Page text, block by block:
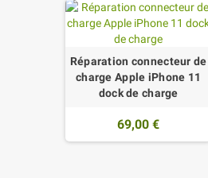
Réparation connecteur de
charge Apple iPhone 11
dock de charge
69,00 €